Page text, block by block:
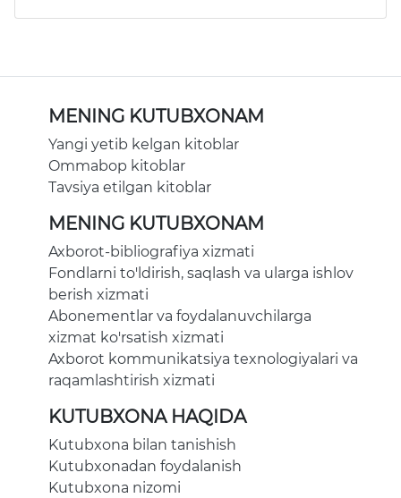
MENING KUTUBXONAM
Yangi yetib kelgan kitoblar
Ommabop kitoblar
Tavsiya etilgan kitoblar
MENING KUTUBXONAM
Axborot-bibliografiya xizmati
Fondlarni to'ldirish, saqlash va ularga ishlov
berish xizmati
Abonementlar va foydalanuvchilarga
xizmat ko'rsatish xizmati
Axborot kommunikatsiya texnologiyalari va
raqamlashtirish xizmati
KUTUBXONA HAQIDA
Kutubxona bilan tanishish
Kutubxonadan foydalanish
Kutubxona nizomi